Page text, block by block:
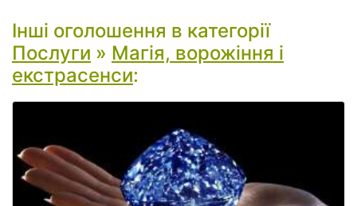
Інші оголошення в категорії
Послуги » Магія, ворожіння і
екстрасенси: